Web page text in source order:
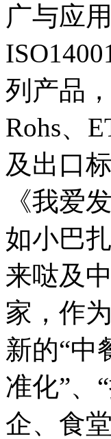
广与应
列产品
Rohs、
及出口
《我爱
如小巴
来哒及
家，作
新的“中
准化”、
企、食